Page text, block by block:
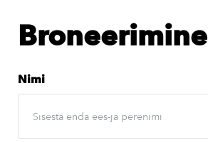
Broneerimine
Nimi